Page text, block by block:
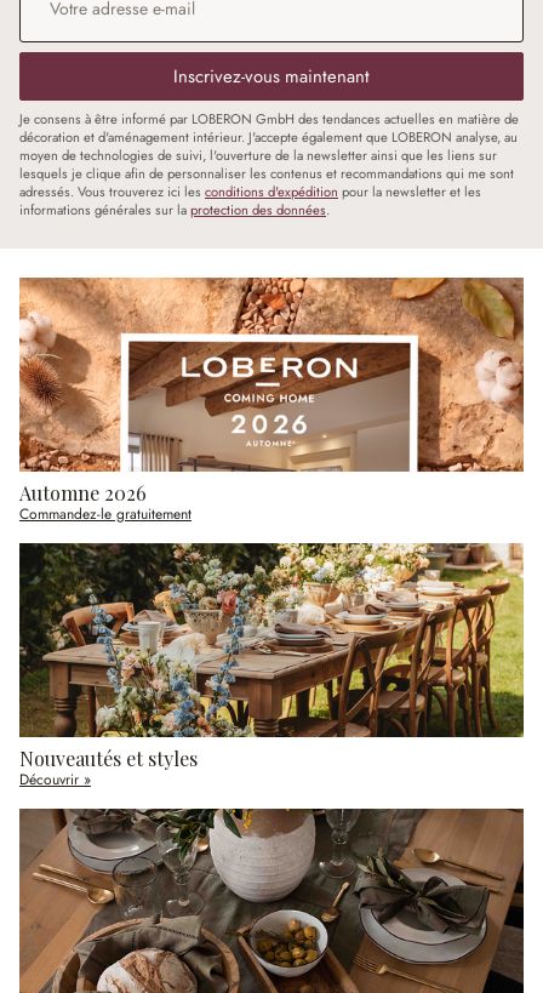
Inscrivez-vous maintenant
Je consens à être informé par LOBERON GmbH des tendances actuelles en matière de
décoration et d'aménagement intérieur. J'accepte également que LOBERON analyse, au
moyen de technologies de suivi, l'ouverture de la newsletter ainsi que les liens sur
lesquels je clique afin de personnaliser les contenus et recommandations qui me sont
adressés. Vous trouverez ici les conditions d'expédition pour la newsletter et les
informations générales sur laprotection des données.
Automne 2026
Commandez-le gratuitement
Nouveautés et styles
Découvrir »